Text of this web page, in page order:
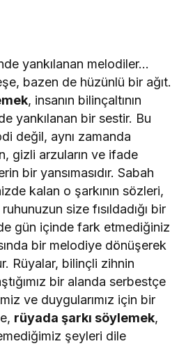
yankılanan melodiler…
bazen de hüzünlü bir ağıt.
, insanın bilinçaltının
yankılanan bir sestir. Bu
değil, aynı zamanda
gizli arzuların ve ifade
bir yansımasıdır. Sabah
kalan o şarkının sözleri,
size fısıldadığı bir
gün içinde fark etmediğiniz
bir melodiye dönüşerek
Rüyalar, bilinçli zihnin
bir alanda serbestçe
ve duygularımız için bir
rüyada şarkı söylemek,
şeyleri dile